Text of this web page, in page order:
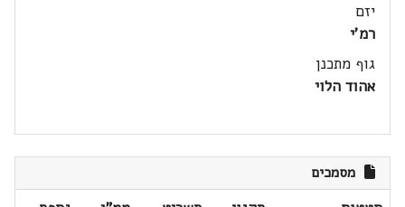
יזם
רמ'י
גוף מתכנן
אהוד הלוי
מסמכים